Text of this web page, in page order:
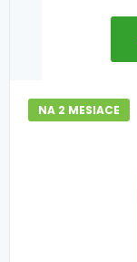
NA 2 MESIACE